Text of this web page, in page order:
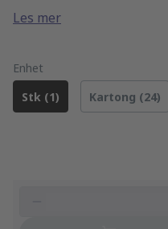
din for økt komfort.
Med
opptil tre enheter
Sensoren gjør den
med syv programerbare
gjøre musen mer
Antall knapper:
Les mer
Enhet
Stk (1)
Kartong (24)